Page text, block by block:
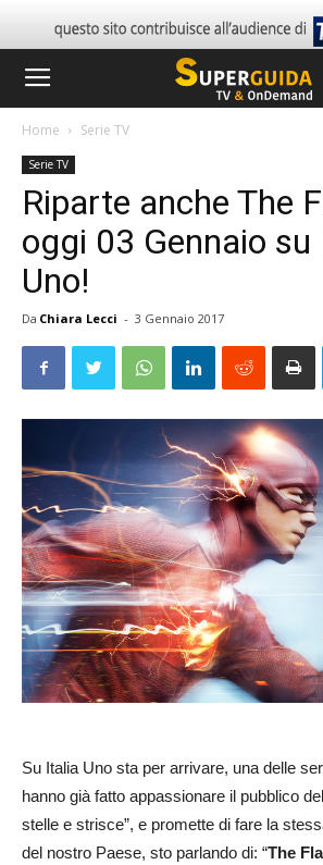
Home Serie TV
Serie TV
Riparte anche The
oggi 03 Gennaio su
Uno!
Da Chiara Lecci - 3 Gennaio 2017
Su Italia Uno sta per arrivare, una delle
hanno già fatto appassionare il pubblico
stelle e strisce”, e promette di fare la
del nostro Paese, sto parlando di: “The